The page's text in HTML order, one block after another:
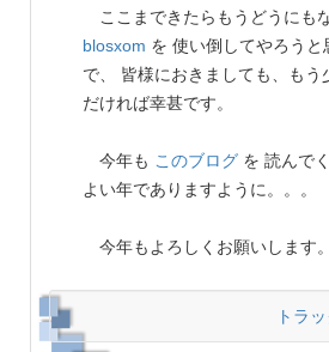
ここまできたらもうどうにも
blosxom を 使い倒してやろう
で、 皆様におきましても、もう
だければ幸甚です。
今年も このブログ を 読んで
よい年でありますように。。。
今年もよろしくお願いします
トラ